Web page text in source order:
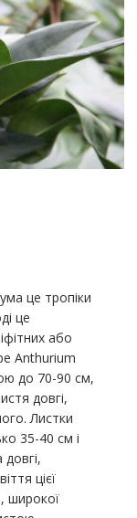
це тропіки
це
або
Anthurium
до 70-90 см,
довгі,
Листки
35-40 см і
цієї
широкої